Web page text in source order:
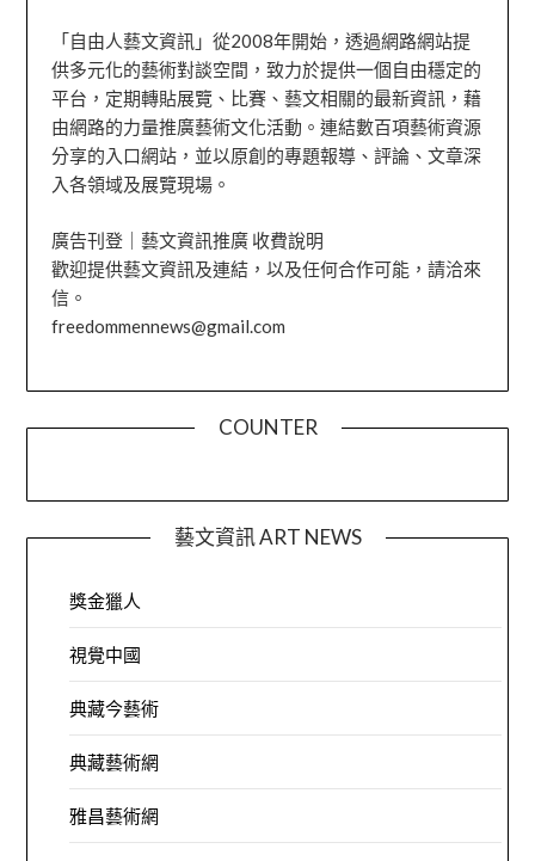
「自由人藝文資訊」從2008年開始，透過網路網站提
供多元化的藝術對談空間，致力於提供一個自由穩定的
平台，定期轉貼展覽、比賽、藝文相關的最新資訊，藉
由網路的力量推廣藝術文化活動。連結數百項藝術資源
分享的入口網站，並以原創的專題報導、評論、文章深
入各領域及展覽現場。
廣告刊登｜藝文資訊推廣 收費說明
歡迎提供藝文資訊及連結，以及任何合作可能，請洽來
信。
freedommennews@gmail.com
COUNTER
藝文資訊 ART NEWS
獎金獵人
視覺中國
典藏今藝術
典藏藝術網
雅昌藝術網